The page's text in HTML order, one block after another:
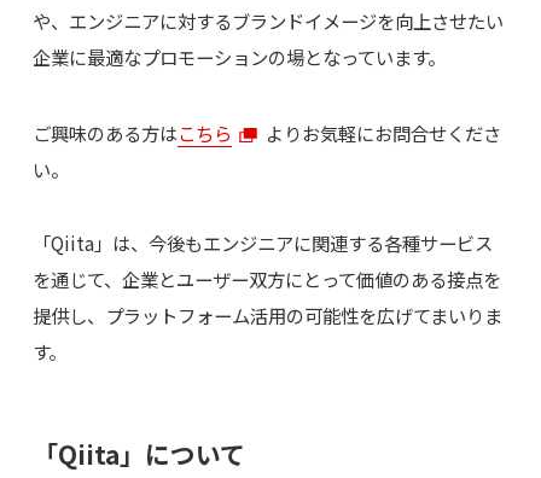
や、エンジニアに対するブランドイメージを向上させたい
企業に最適なプロモーションの場となっています。
ご興味のある方はこちら
よりお気軽にお問合せくださ
い。
「Qiita」は、今後もエンジニアに関連する各種サービス
を通じて、企業とユーザー双方にとって価値のある接点を
提供し、プラットフォーム活用の可能性を広げてまいりま
す。
「Qiita」について